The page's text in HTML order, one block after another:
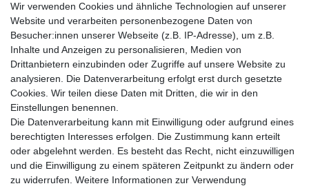
Kontakt
Unsere Öffnungszeiten
Facebook
Instagram
Mein Konto
Registrieren
Login
Unsere Shop´s
Fliesenmarkt Ochtrup
Fliesenmarkt Borken
Fliesenmarkt Bocholt
Wir verwenden Cookies und ähnliche Technologien auf unserer
Website und verarbeiten personenbezogene Daten von
Besucher:innen unserer Webseite (z.B. IP-Adresse), um z.B.
Inhalte und Anzeigen zu personalisieren, Medien von
Drittanbietern einzubinden oder Zugriffe auf unsere Website zu
analysieren. Die Datenverarbeitung erfolgt erst durch gesetzte
Cookies. Wir teilen diese Daten mit Dritten, die wir in den
Einstellungen benennen.
Die Datenverarbeitung kann mit Einwilligung oder aufgrund eines
berechtigten Interesses erfolgen. Die Zustimmung kann erteilt
oder abgelehnt werden. Es besteht das Recht, nicht einzuwilligen
und die Einwilligung zu einem späteren Zeitpunkt zu ändern oder
zu widerrufen. Weitere Informationen zur Verwendung